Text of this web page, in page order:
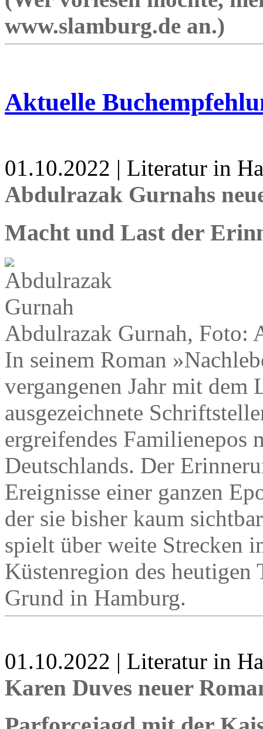
www.slamburg.de an.)
Aktuelle
01.10.2022 | Literatur in
Abdulrazak Gurnahs
Macht und Last der
Abdulrazak Gurnah, Foto:
In seinem Roman
vergangenen Jahr mit dem
ausgezeichnete
ergreifendes Familienepos
Deutschlands. Der
Ereignisse einer ganzen
der sie bisher kaum
spielt über weite Strecken
Küstenregion des heutigen
Grund in Hamburg.
01.10.2022 | Literatur in
Karen Duves neuer